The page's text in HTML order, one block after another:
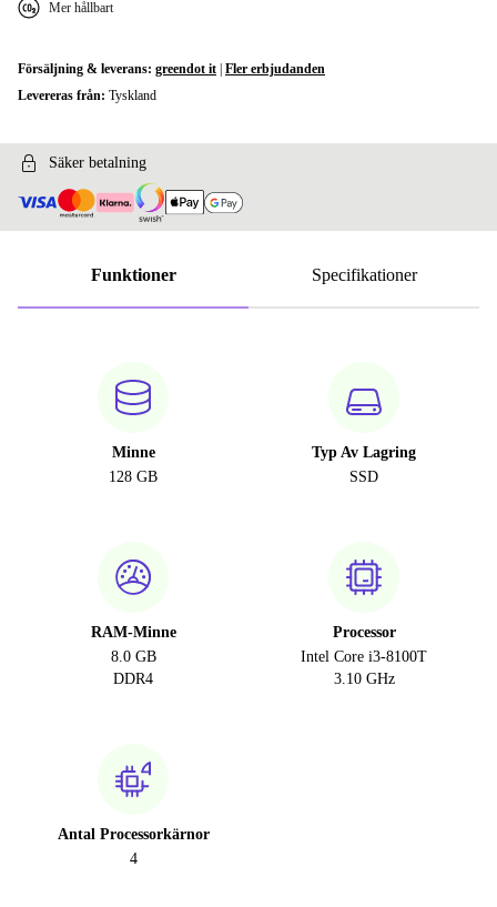
Mer hållbart
Försäljning & leverans: greendot it Fler erbjudanden
Levereras från: Tyskland
Säker betalning
Funktioner Specifikationer
Minne
128 GB
Typ Av Lagring
SSD
RAM-Minne
8.0 GB
DDR4
Processor
Intel Core i3-8100T
3.10 GHz
Antal Processorkärnor
4